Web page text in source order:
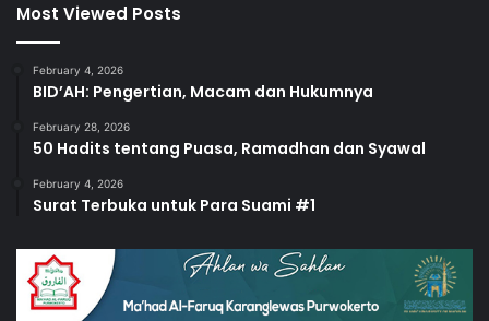
Most Viewed Posts
February 4, 2026
BID’AH: Pengertian, Macam dan Hukumnya
February 28, 2026
50 Hadits tentang Puasa, Ramadhan dan Syawal
February 4, 2026
Surat Terbuka untuk Para Suami #1